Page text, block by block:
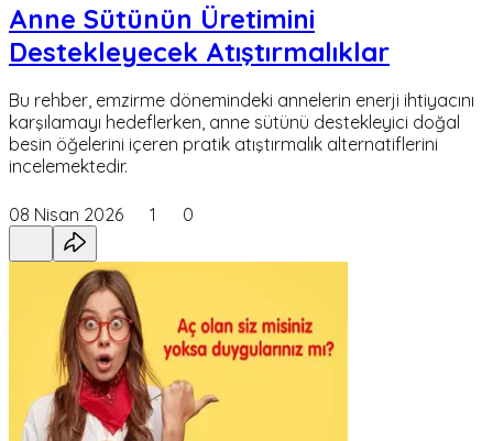
Anne Sütünün Üretimini
Destekleyecek Atıştırmalıklar
Bu rehber, emzirme dönemindeki annelerin enerji ihtiyacını
karşılamayı hedeflerken, anne sütünü destekleyici doğal
besin öğelerini içeren pratik atıştırmalık alternatiflerini
incelemektedir.
08 Nisan 2026 1 0